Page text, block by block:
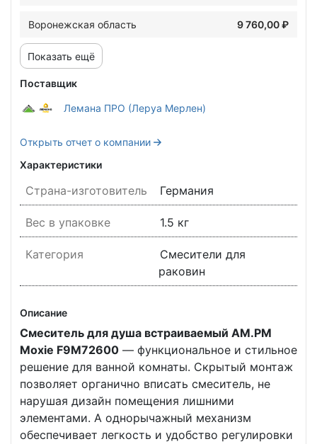
Воронежская область 9 760,00 ₽
Показать ещё
Поставщик
Лемана ПРО (Леруа Мерлен)
Открыть отчет о компании
Характеристики
Страна-изготовитель Германия
Вес в упаковке 1.5 кг
Категория
Смесители для
раковин
Описание
Смеситель для душа встраиваемый AM.PM
Moxie F9M72600 — функциональное и стильное
решение для ванной комнаты. Скрытый монтаж
позволяет органично вписать смеситель, не
нарушая дизайн помещения лишними
элементами. А однорычажный механизм
обеспечивает легкость и удобство регулировки